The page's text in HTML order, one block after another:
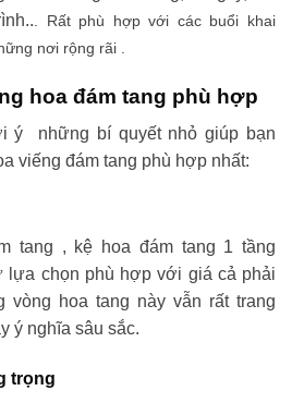
. Rất phù hợp với các buổi khai
nơi rộng rãi .
hoa đám tang phù hợp
ý những bí quyết nhỏ giúp bạn
viếng đám tang phù hợp nhất:
tang , kệ hoa đám tang 1 tầng
lựa chọn phù hợp với giá cả phải
vòng hoa tang này vẫn rất trang
ý nghĩa sâu sắc.
trọng